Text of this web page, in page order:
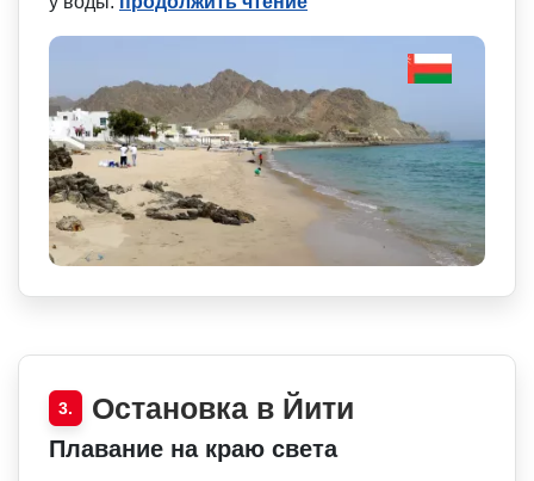
3. Остановка в Йити
Плавание на краю света